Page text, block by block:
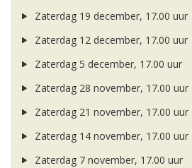
Zaterdag 19 december, 17.00 uur
Zaterdag 12 december, 17.00 uur
Zaterdag 5 december, 17.00 uur
Zaterdag 28 november, 17.00 uur
Zaterdag 21 november, 17.00 uur
Zaterdag 14 november, 17.00 uur
Zaterdag 7 november, 17.00 uur